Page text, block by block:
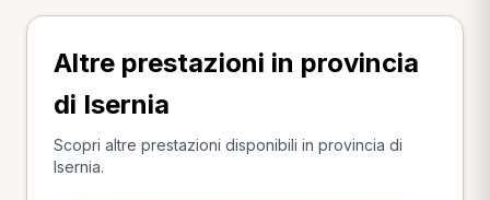
Altre prestazioni in provincia
di Isernia
Scopri altre prestazioni disponibili in provincia di
Isernia.